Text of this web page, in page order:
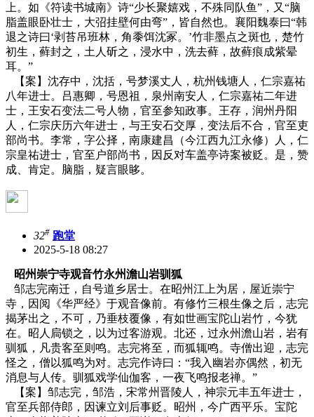
上。如《符读书城南》诗“少长聚嬉戏，不殊同队鱼”，又“脑
脂盖眼卧壮士，大弨挂壁何由弯”，皆自然也。襄阳魏泰曰“韩
退之诗曰‘剥苔吊班林，角黍饵沈冢。’竹非墨点之斑也，楚竹
初生，藓封之，土人斫之，浸水中，洗去藓，故藓痕成紫晕
耳。”
【案】沈存中，沈括，号梦溪丈人，杭州钱塘人，仁宗嘉祐
八年进士。吕惠卿，号恩祖，泉州南安人，仁宗嘉祐二年进
士，王安石变法二号人物，官至参知政事。王存，润州丹阳
人，仁宗庆历六年进士，与王安石交厚，变法后不合，官至吏
部尚书。李常，字公择，南康建昌（今江西九江永修）人，仁
宗皇祐进士，官至户部尚书，因反对车盖亭诗案被贬。是，赞
成、肯定。脑脂，疑言眼眵。
32# 跑堂
2025-5-18 08:27
昭州崇宁寺观音竹永州澹山岩驯狐
邹志完南迁，自号道乡居士。在昭州江上为居，屋近崇宁
寺，因阅《华严经》于观音像前。有修竹三根生像之后，志完
揭茅出之，不可，乃垂枝覆像，有如世画宝陀山岩竹，今犹
在。昭人扃锁之，以为过客游观。北还，过永州澹山岩，岩有
驯狐，凡贵客至则鸣。志完将至，而狐辄鸣。寺僧出迎，志完
怪之，僧以狐鸣为对。志完作诗曰：“我入幽岩亦偶然，初无
消息与人传。驯狐戏学仙伽客，一夜飞鸣报老禅。”
【案】邹志完，邹浩，宋常州晋陵人，神宗元丰五年进士，
官至兵部侍郎，因谏立刘后事贬。昭州，今广西平乐。宝陀